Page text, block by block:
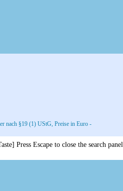
nach §19 (1) UStG, Preise in Euro -
Press Escape to close the search panel.